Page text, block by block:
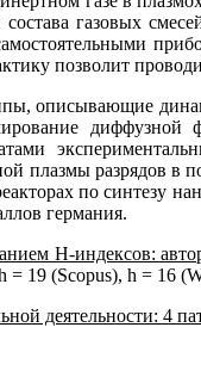
состава газовых
позволит
описывающие
диффузной
плазмы разрядов в
по синтезу
германия.
Н-индексов:
19 (Scopus), h = 16
деятельности: 4